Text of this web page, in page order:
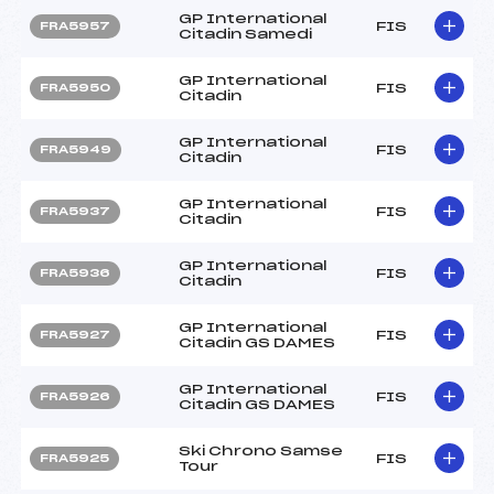
FRA5957
GP International
Citadin Samedi
FIS
FRA5950
GP International
Citadin
FIS
FRA5949
GP International
Citadin
FIS
FRA5937
GP International
Citadin
FIS
FRA5936
GP International
Citadin
FIS
FRA5927
GP International
Citadin GS DAMES
FIS
FRA5926
GP International
Citadin GS DAMES
FIS
FRA5925
Ski Chrono Samse
Tour
FIS